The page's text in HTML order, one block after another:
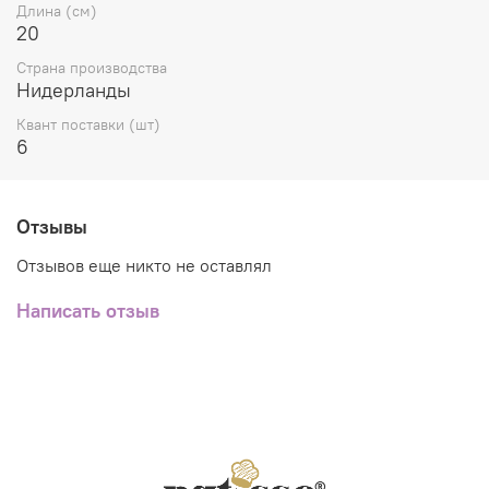
Длина (см)
20
Страна производства
Нидерланды
Квант поставки (шт)
6
Отзывы
Отзывов еще никто не оставлял
Написать отзыв